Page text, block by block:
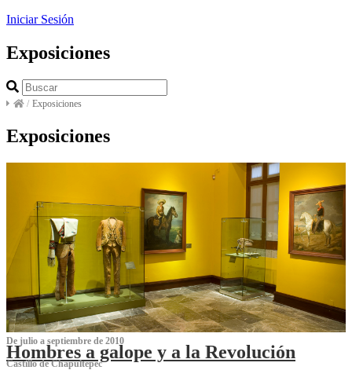
Iniciar Sesión
Exposiciones
/ Exposiciones
Exposiciones
De julio a septiembre de 2010
Hombres a galope y a la Revolución
Castillo de Chapultepec